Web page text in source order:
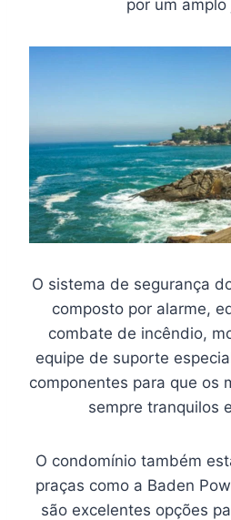
por um amplo
O sistema de segurança
composto por alarme,
combate de incêndio,
equipe de suporte
componentes para que os
sempre tranquilos
O condomínio também
praças como a Baden
são excelentes opções